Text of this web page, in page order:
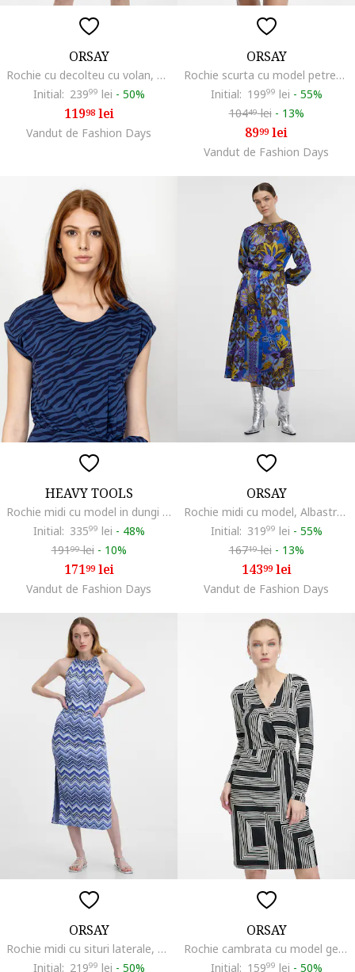
ORSAY
Rochie cu decolteu cu volan, Albastru royal/Roz
Initial: 23999 lei - 50%
11998lei
Vandut de Fashion Days
ORSAY
Rochie scurta cu model petrecut si decolteu in V, Albastru inchis
Initial: 19999 lei - 55%
10449lei - 13%
8999lei
Vandut de Fashion Days
HEAVY TOOLS
Rochie midi cu model in dungi Vion, Albastru
Initial: 33599 lei - 48%
19199lei - 10%
17199lei
Vandut de Fashion Days
ORSAY
Rochie midi cu model, Albastru royal
Initial: 31999 lei - 55%
16719lei - 13%
14399lei
Vandut de Fashion Days
ORSAY
Rochie midi cu situri laterale, Alb/Albastru
Initial: 21999 lei - 50%
ORSAY
Rochie cambrata cu model geometric, Alb/Albastru ultramarin
Initial: 15999 lei - 50%